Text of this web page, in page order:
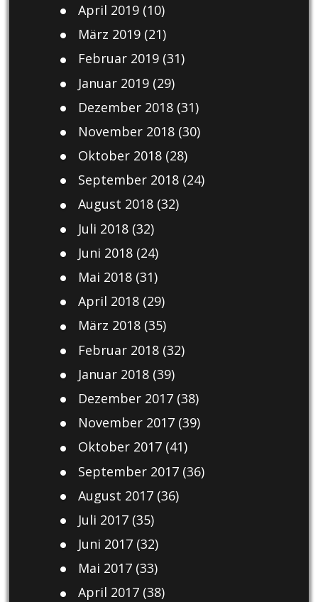
April 2019(10)
März 2019(21)
Februar 2019(31)
Januar 2019(29)
Dezember 2018(31)
November 2018(30)
Oktober 2018(28)
September 2018(24)
August 2018(32)
Juli 2018(32)
Juni 2018(24)
Mai 2018(31)
April 2018(29)
März 2018(35)
Februar 2018(32)
Januar 2018(39)
Dezember 2017(38)
November 2017(39)
Oktober 2017(41)
September 2017(36)
August 2017(36)
Juli 2017(35)
Juni 2017(32)
Mai 2017(33)
April 2017(38)